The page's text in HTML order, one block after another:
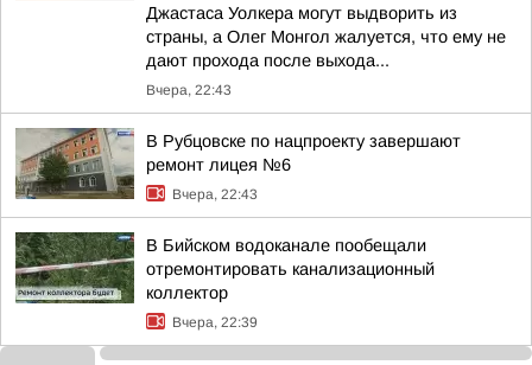
Джастаса Уолкера могут выдворить из
страны, а Олег Монгол жалуется, что ему не
дают прохода после выхода...
Вчера, 22:43
В Рубцовске по нацпроекту завершают
ремонт лицея №6
Вчера, 22:43
В Бийском водоканале пообещали
отремонтировать канализационный
коллектор
Вчера, 22:39